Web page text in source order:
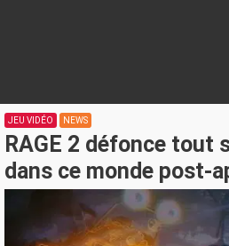
JEU VIDÉO NEWS
RAGE 2 défonce tout
dans ce monde post-